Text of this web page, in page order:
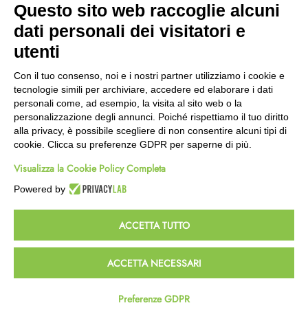
Wishlist
CEP GREEN
Fanano (MO)
059 8676485
349 9202419
388 8659473
info@cepgreen.com
Orario
Dal lunedì al venerdì
8:00 – 12:30 / 13:30 - 19:00
8:30 – 12:30 / 15:30 - 19:00
© 2023 Powered & Designed byPassepartout
Termini e Condizioni Privacy e Cookie Policy
Questo sito web raccoglie alcuni
dati personali dei visitatori e
utenti
Con il tuo consenso, noi e i nostri partner utilizziamo i cookie e
tecnologie simili per archiviare, accedere ed elaborare i dati
personali come, ad esempio, la visita al sito web o la
personalizzazione degli annunci. Poiché rispettiamo il tuo diritto
alla privacy, è possibile scegliere di non consentire alcuni tipi di
cookie. Clicca su preferenze GDPR per saperne di più.
Visualizza la Cookie Policy Completa
Powered by
ACCETTA TUTTO
ACCETTA NECESSARI
Preferenze GDPR